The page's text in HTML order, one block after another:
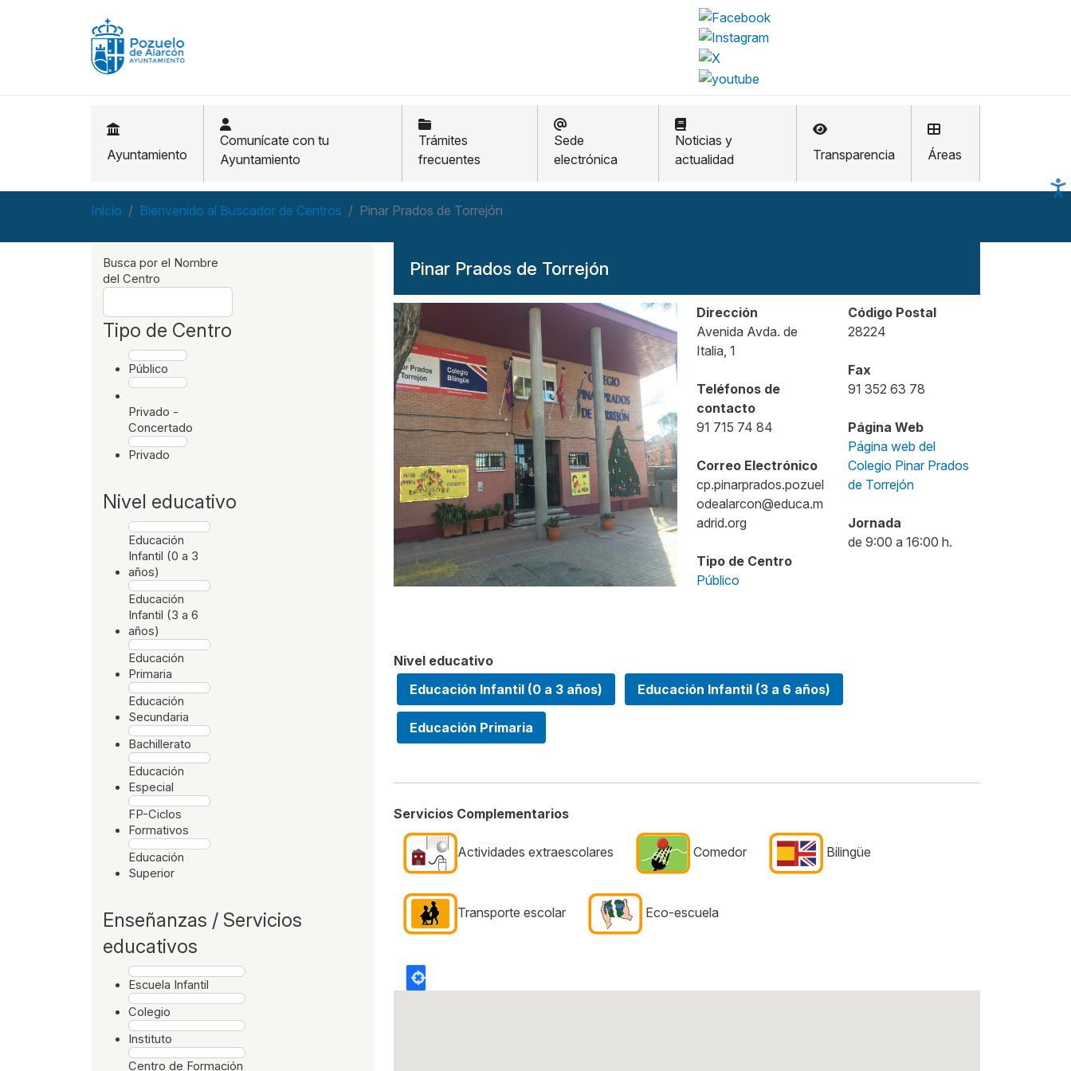
Ayuntamiento
Comunícate con tu
Ayuntamiento
Trámites
frecuentes
Sede
electrónica
Noticias y
actualidad
Transparencia Áreas
Inicio Bienvenido al Buscador de Centros Pinar Prados de Torrejón
Pinar Prados de Torrejón
Dirección
Avenida Avda. de
Italia, 1
Teléfonos de
contacto
91 715 74 84
Correo Electrónico
cp.pinarprados.pozuel
odealarcon@educa.m
adrid.org
Tipo de Centro
Público
Código Postal
28224
Fax
91 352 63 78
Página Web
Página web del
Colegio Pinar Prados
de Torrejón
Jornada
de 9:00 a 16:00 h.
Nivel educativo
Educación Infantil (0 a 3 años)
Educación Infantil (3 a 6 años)
Educación Primaria
Servicios Complementarios
Actividades extraescolares Comedor Bilingüe
Transporte escolar Eco-escuela
Busca por el Nombre
del Centro
Tipo de Centro
Público
Privado -
Concertado
Privado
Nivel educativo
Educación
Infantil (0 a 3
años)
Educación
Infantil (3 a 6
años)
Educación
Primaria
Educación
Secundaria
Bachillerato
Educación
Especial
FP-Ciclos
Formativos
Educación
Superior
Enseñanzas / Servicios
educativos
Escuela Infantil
Colegio
Instituto
Centro de Formación